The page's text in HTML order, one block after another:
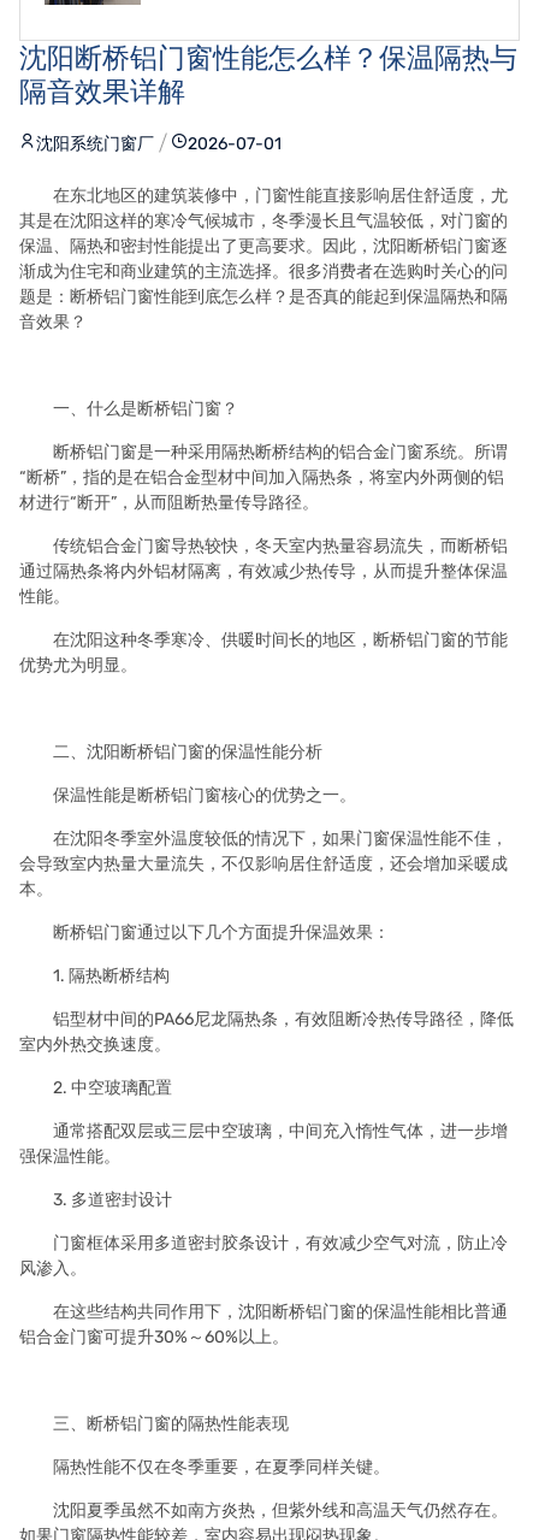
沈阳断桥铝门窗性能怎么样？保温隔热与
隔音效果详解
沈阳系统门窗厂 2026-07-01
在东北地区的建筑装修中，门窗性能直接影响居住舒适度，尤
其是在沈阳这样的寒冷气候城市，冬季漫长且气温较低，对门窗的
保温、隔热和密封性能提出了更高要求。因此，沈阳断桥铝门窗逐
渐成为住宅和商业建筑的主流选择。很多消费者在选购时关心的问
题是：断桥铝门窗性能到底怎么样？是否真的能起到保温隔热和隔
音效果？
一、什么是断桥铝门窗？
断桥铝门窗是一种采用隔热断桥结构的铝合金门窗系统。所谓
“断桥”，指的是在铝合金型材中间加入隔热条，将室内外两侧的铝
材进行“断开”，从而阻断热量传导路径。
传统铝合金门窗导热较快，冬天室内热量容易流失，而断桥铝
通过隔热条将内外铝材隔离，有效减少热传导，从而提升整体保温
性能。
在沈阳这种冬季寒冷、供暖时间长的地区，断桥铝门窗的节能
优势尤为明显。
二、沈阳断桥铝门窗的保温性能分析
保温性能是断桥铝门窗核心的优势之一。
在沈阳冬季室外温度较低的情况下，如果门窗保温性能不佳，
会导致室内热量大量流失，不仅影响居住舒适度，还会增加采暖成
本。
断桥铝门窗通过以下几个方面提升保温效果：
1. 隔热断桥结构
铝型材中间的PA66尼龙隔热条，有效阻断冷热传导路径，降低
室内外热交换速度。
2. 中空玻璃配置
通常搭配双层或三层中空玻璃，中间充入惰性气体，进一步增
强保温性能。
3. 多道密封设计
门窗框体采用多道密封胶条设计，有效减少空气对流，防止冷
风渗入。
在这些结构共同作用下，沈阳断桥铝门窗的保温性能相比普通
铝合金门窗可提升30%～60%以上。
三、断桥铝门窗的隔热性能表现
隔热性能不仅在冬季重要，在夏季同样关键。
沈阳夏季虽然不如南方炎热，但紫外线和高温天气仍然存在。
如果门窗隔热性能较差，室内容易出现闷热现象。